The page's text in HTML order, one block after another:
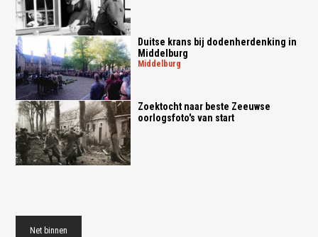
Duitse krans bij dodenherdenking in
Middelburg
middelburg
Zoektocht naar beste Zeeuwse
oorlogsfoto's van start
Net binnen